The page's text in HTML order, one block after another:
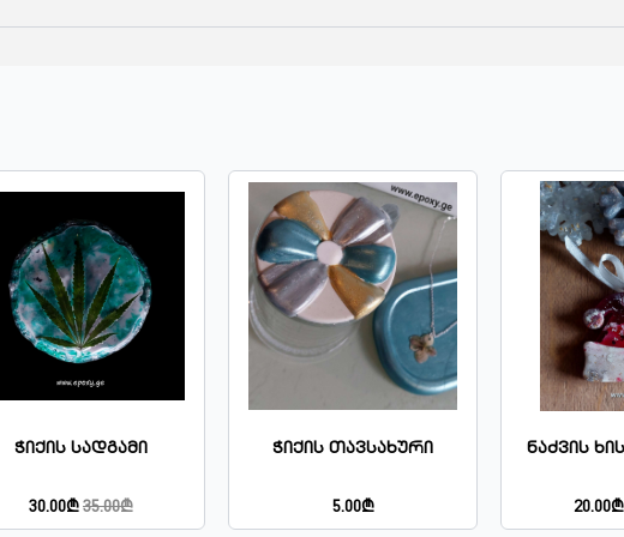
Ჭიქის Სადგამი
30.00₾ 35.00₾
Ჭიქის Თავსახური
5.00₾
Ნაძვის
20.00₾